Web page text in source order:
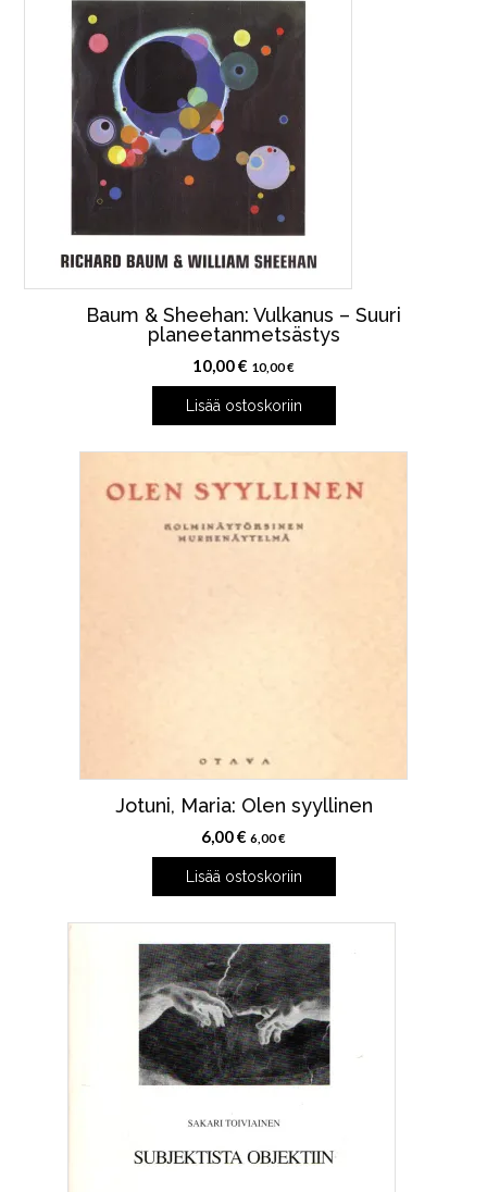
Baum & Sheehan: Vulkanus – Suuri
planeetanmetsästys
10,00€ 10,00€
Lisää ostoskoriin
Jotuni, Maria: Olen syyllinen
6,00€ 6,00€
Lisää ostoskoriin